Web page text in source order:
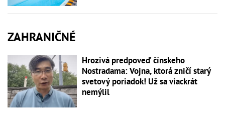
ZAHRANIČNÉ
Hrozivá predpoveď čínskeho
Nostradama: Vojna, ktorá zničí starý
svetový poriadok! Už sa viackrát
nemýlil